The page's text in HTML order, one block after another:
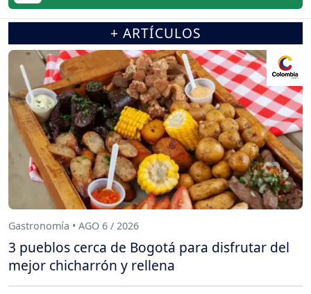
+ ARTÍCULOS
Gastronomía • AGO 6 / 2026
3 pueblos cerca de Bogotá para disfrutar del
mejor chicharrón y rellena